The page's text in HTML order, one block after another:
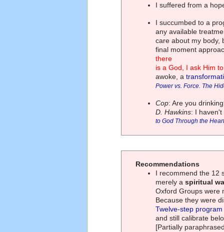
I suffered from a
I succumbed to a
any available
care about my body,
final moment
there
is a God, I ask Him
awoke, a
Power vs. Force. The
Cop: Are you
D. Hawkins: I
to God Through the
Recommendations
I recommend the 12
merely aspiritual
Oxford Groups were
Because they were
Twelve-step program
and still calibrate
[Partially